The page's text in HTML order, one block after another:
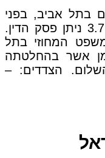
בתל אביב, בפני
השופטת חנה גלוקמן. ביום 3.7.22 ניתן פסק הדין.
המחוזי בתל
אשר בהחלטתה
הצדדים: –